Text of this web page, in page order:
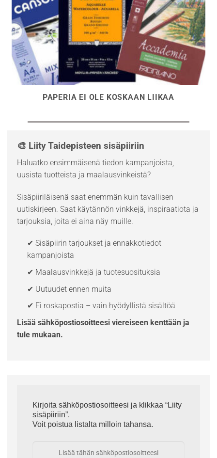
PAPERIA EI OLE KOSKAAN LIIKAA
🎨 Liity Taidepisteen sisäpiiriin
Haluatko ensimmäisenä tiedon kampanjoista,
uusista tuotteista ja maalausvinkeistä?
Sisäpiiriläisenä saat enemmän kuin tavallisen
uutiskirjeen. Saat käytännön vinkkejä, inspiraatiota ja
tarjouksia, joita ei aina näy muille.
✔ Sisäpiirin tarjoukset ja ennakkotiedot
kampanjoista
✔ Maalausvinkkejä ja tuotesuosituksia
✔ Uutuudet ennen muita
✔ Ei roskapostia – vain hyödyllistä sisältöä
Lisää sähköpostiosoitteesi viereiseen kenttään ja
tule mukaan.
Kirjoita sähköpostiosoitteesi ja klikkaa “Liity
sisäpiiriin”.
Voit poistua listalta milloin tahansa.